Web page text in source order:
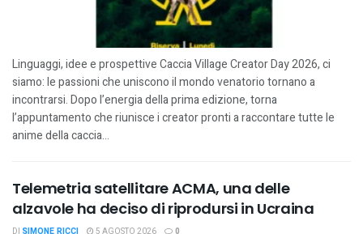
Linguaggi, idee e prospettive Caccia Village Creator Day 2026, ci
siamo: le passioni che uniscono il mondo venatorio tornano a
incontrarsi. Dopo l’energia della prima edizione, torna
l’appuntamento che riunisce i creator pronti a raccontare tutte le
anime della caccia...
Telemetria satellitare ACMA, una delle
alzavole ha deciso di riprodursi in Ucraina
DI SIMONE RICCI 5 AGOSTO 2026 0